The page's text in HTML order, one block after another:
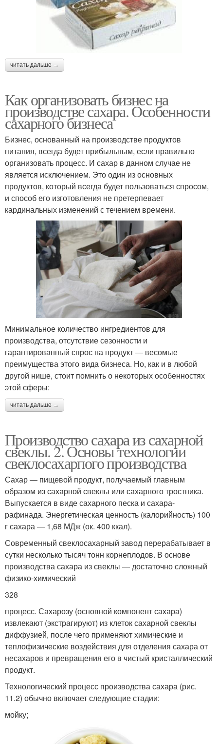
читать дальше →
Как организовать бизнес на
производстве сахара. Особенности
сахарного бизнеса
Бизнес, основанный на производстве продуктов
питания, всегда будет прибыльным, если правильно
организовать процесс. И сахар в данном случае не
является исключением. Это один из основных
продуктов, который всегда будет пользоваться спросом,
и способ его изготовления не претерпевает
кардинальных изменений с течением времени.
Минимальное количество ингредиентов для
производства, отсутствие сезонности и
гарантированный спрос на продукт — весомые
преимущества этого вида бизнеса. Но, как и в любой
другой нише, стоит помнить о некоторых особенностях
этой сферы:
читать дальше →
Производство сахара из сахарной
свеклы. 2. Основы технологии
свеклосахарпого производства
Сахар — пищевой продукт, получаемый главным
образом из сахарной свеклы или сахарного тростника.
Выпускается в виде сахарного песка и сахара-
рафинада. Энергетическая ценность (калорийность) 100
г сахара — 1,68 МДж (ок. 400 ккал).
Современный свеклосахарный завод перерабатывает в
сутки несколько тысяч тонн корнеплодов. В основе
производства сахара из свеклы — достаточно сложный
физико-химический
328
процесс. Сахарозу (основной компонент сахара)
извлекают (экстрагируют) из клеток сахарной свеклы
диффузией, после чего применяют химические и
теплофизические воздействия для отделения сахара от
несахаров и превращения его в чистый кристаллический
продукт.
Технологический процесс производства сахара (рис.
11.2) обычно включает следующие стадии:
мойку;